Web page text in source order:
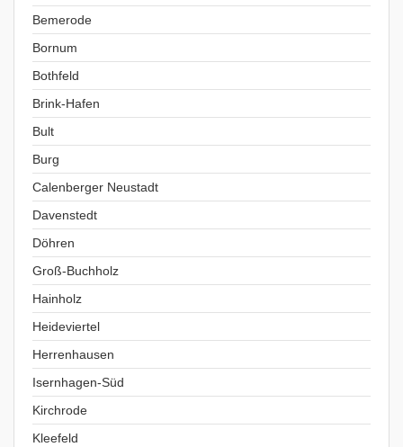
Bemerode
Bornum
Bothfeld
Brink-Hafen
Bult
Burg
Calenberger Neustadt
Davenstedt
Döhren
Groß-Buchholz
Hainholz
Heideviertel
Herrenhausen
Isernhagen-Süd
Kirchrode
Kleefeld